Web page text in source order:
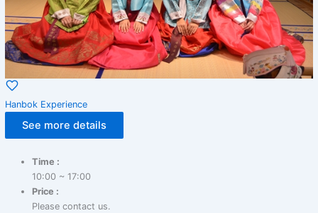
Hanbok Experience
See more details
Time :
10:00 ~ 17:00
Price :
Please contact us.